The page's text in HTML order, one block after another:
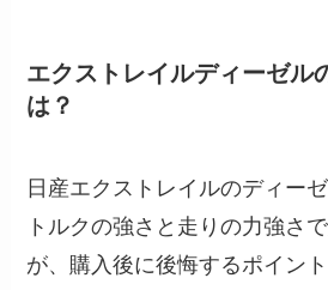
エクストレイルディーゼル
は？
日産エクストレイルのディー
トルクの強さと走りの力強さ
が、購入後に後悔するポイン